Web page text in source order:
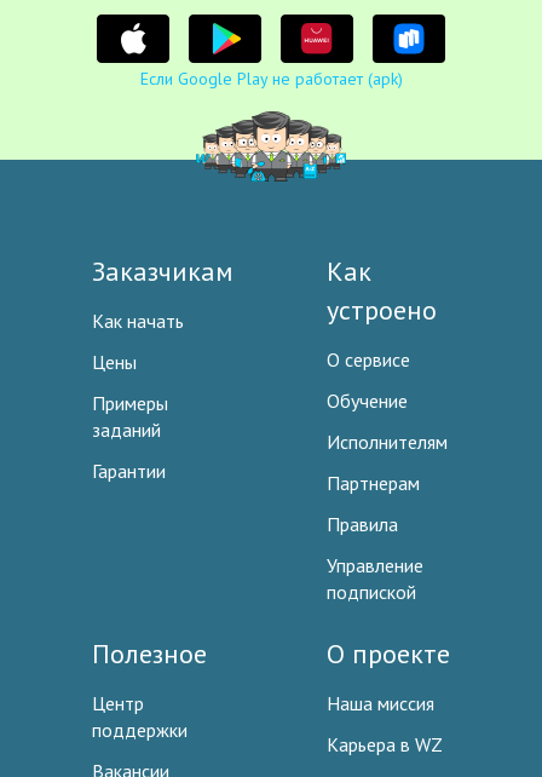
Если Google Play не работает (apk)
Заказчикам
Как начать
Цены
Примеры
заданий
Гарантии
Как
устроено
О сервисе
Обучение
Исполнителям
Партнерам
Правила
Управление
подпиской
Полезное
Центр
поддержки
Вакансии
О проекте
Наша миссия
Карьера в WZ